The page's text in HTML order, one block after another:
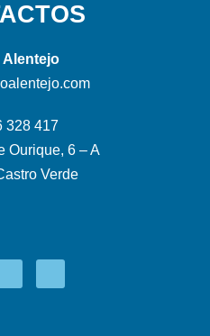
328 417
Ourique, 6 – A
Verde